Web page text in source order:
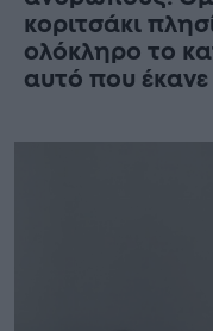
κοριτσάκι
ολόκληρο το
αυτό που